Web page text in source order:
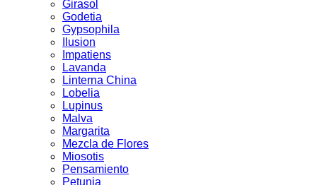
Girasol
Godetia
Gypsophila
Ilusion
Impatiens
Lavanda
Linterna China
Lobelia
Lupinus
Malva
Margarita
Mezcla de Flores
Miosotis
Pensamiento
Petunia